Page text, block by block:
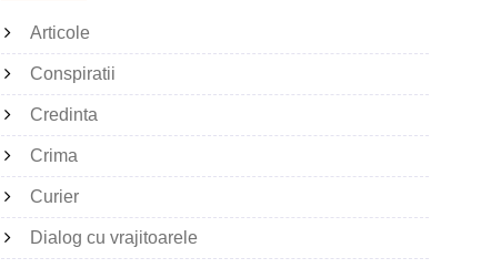
Articole
Conspiratii
Credinta
Crima
Curier
Dialog cu vrajitoarele